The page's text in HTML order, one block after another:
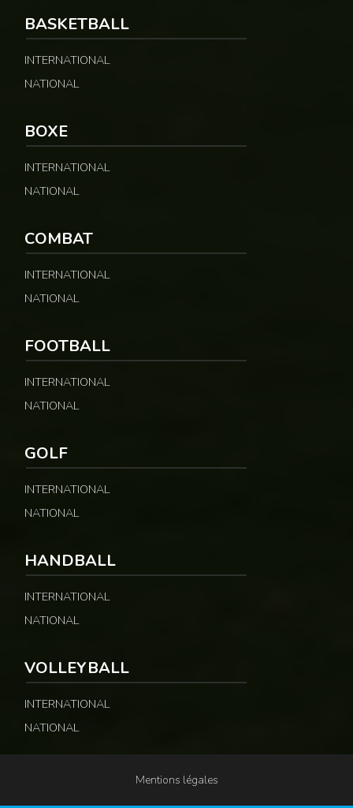
BASKETBALL
INTERNATIONAL
NATIONAL
BOXE
INTERNATIONAL
NATIONAL
COMBAT
INTERNATIONAL
NATIONAL
FOOTBALL
INTERNATIONAL
NATIONAL
GOLF
INTERNATIONAL
NATIONAL
HANDBALL
INTERNATIONAL
NATIONAL
VOLLEYBALL
INTERNATIONAL
NATIONAL
Mentions légales